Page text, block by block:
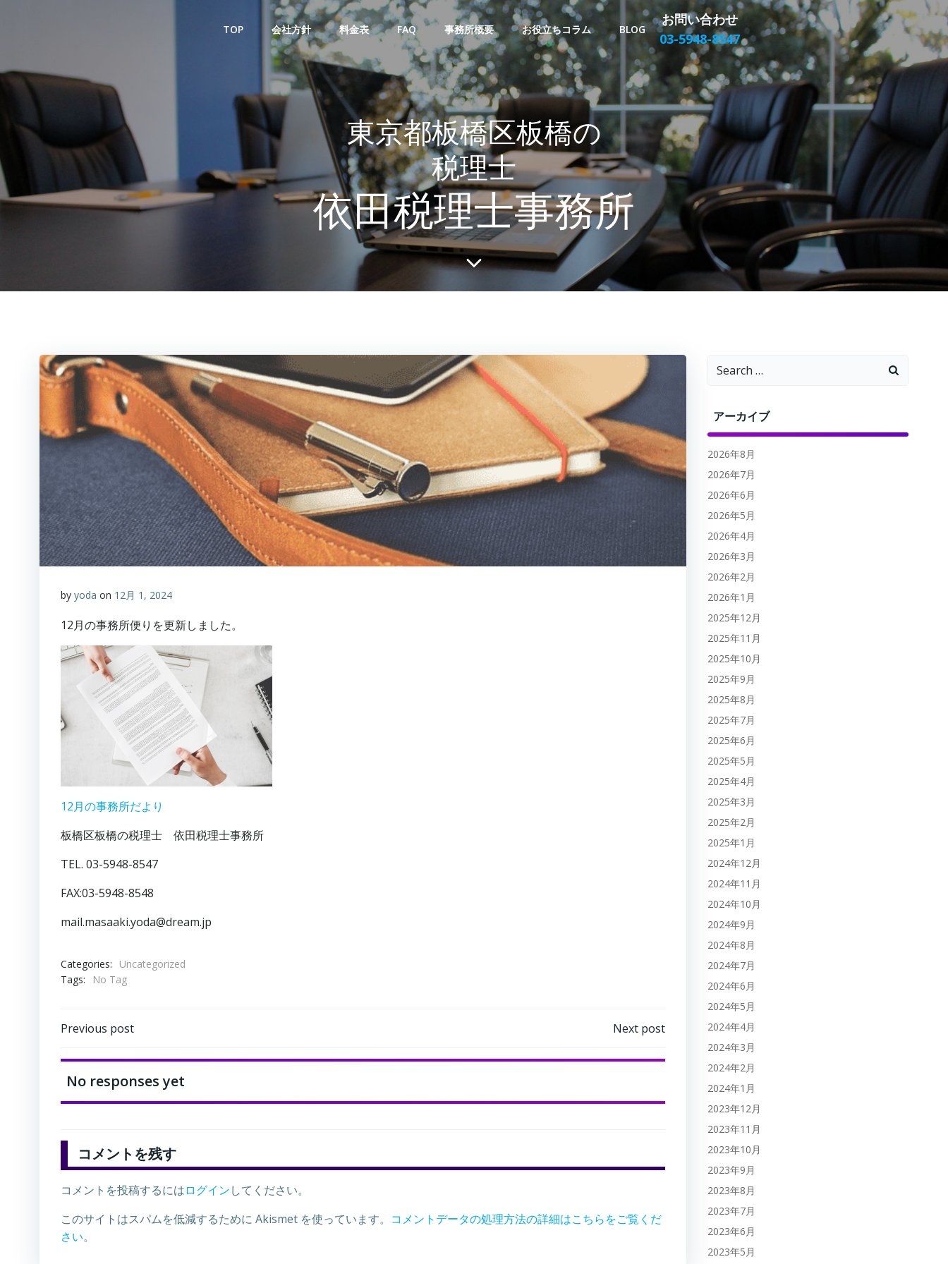
ツ
プ
TOP 会社方針 料金表 FAQ 事務所概要 お役立ちコラム BLOG
お問い合わせ
03-5948-8547
東京都板橋区板橋の
税理士
依田税理士事務所
by yoda on 12月 1, 2024
12月の事務所便りを更新しました。
12月の事務所だより
板橋区板橋の税理士 依田税理士事務所
TEL. 03-5948-8547
FAX:03-5948-8548
mail.masaaki.yoda@dream.jp
Categories:
Uncategorized
Tags:
No Tag
Post
navigation
Previous post
navigation
Next post
No responses yet
コメントを残す
コメントを投稿するにはログインしてください。
このサイトはスパムを低減するために Akismet を使っています。 コメントデータの処理方法の詳細はこちらをご覧くだ
さい。
for:
アーカイブ
2026年8月
2026年7月
2026年6月
2026年5月
2026年4月
2026年3月
2026年2月
2026年1月
2025年12月
2025年11月
2025年10月
2025年9月
2025年8月
2025年7月
2025年6月
2025年5月
2025年4月
2025年3月
2025年2月
2025年1月
2024年12月
2024年11月
2024年10月
2024年9月
2024年8月
2024年7月
2024年6月
2024年5月
2024年4月
2024年3月
2024年2月
2024年1月
2023年12月
2023年11月
2023年10月
2023年9月
2023年8月
2023年7月
2023年6月
2023年5月